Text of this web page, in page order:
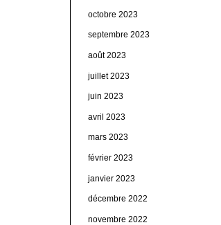
octobre 2023
septembre 2023
août 2023
juillet 2023
juin 2023
avril 2023
mars 2023
février 2023
janvier 2023
décembre 2022
novembre 2022